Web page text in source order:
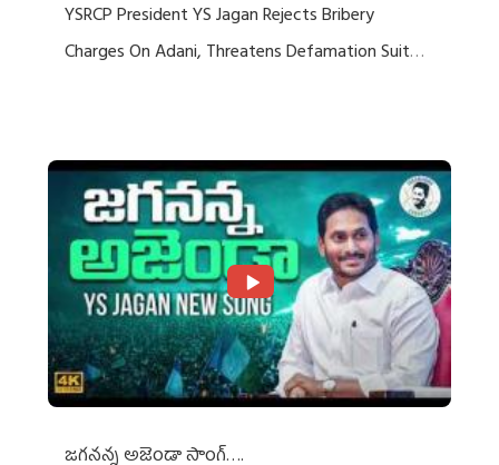
YSRCP President YS Jagan Rejects Bribery
Charges On Adani, Threatens Defamation Suit
జగనన్న అజెండా సాంగ్….